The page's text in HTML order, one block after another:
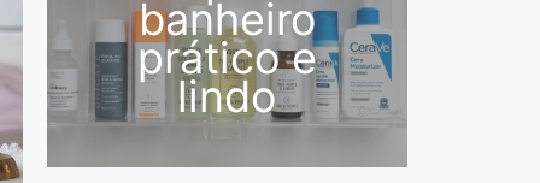
banheiro
prático e
lindo